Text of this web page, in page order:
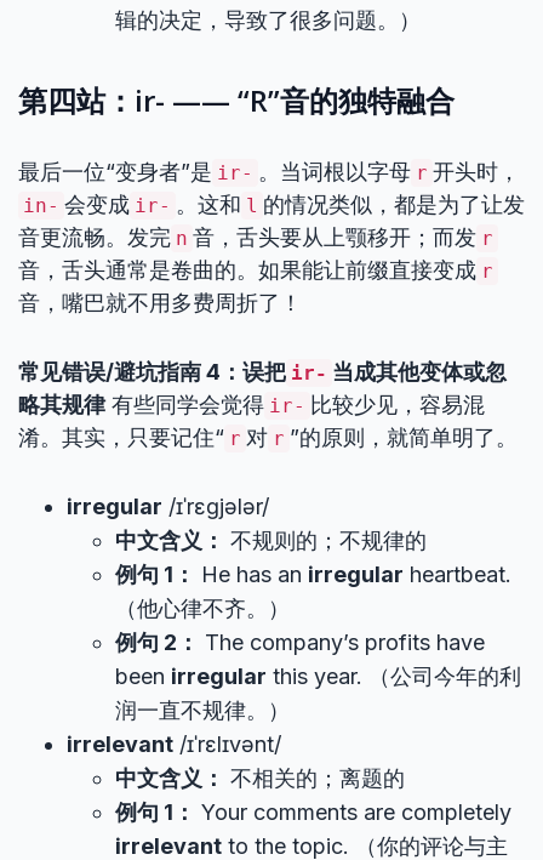
辑的决定，导致了很多问题。）
第四站：ir- —— “R”音的独特融合
最后一位“变身者”是 ir- 。当词根以字母 r 开头时，
in- 会变成 ir- 。这和 l 的情况类似，都是为了让发
音更流畅。发完 n 音，舌头要从上颚移开；而发 r
音，舌头通常是卷曲的。如果能让前缀直接变成 r
音，嘴巴就不用多费周折了！
常见错误/避坑指南 4：误把 ir- 当成其他变体或忽
略其规律有些同学会觉得 ir- 比较少见，容易混
淆。其实，只要记住“ r 对 r ”的原则，就简单明了。
irregular /ɪˈrɛɡjələr/
中文含义： 不规则的；不规律的
例句 1：
He has an irregular heartbeat.
（他心律不齐。）
例句 2：
The company’s profits have
been irregular this year. （公司今年的利
润一直不规律。）
irrelevant /ɪˈrɛlɪvənt/
中文含义： 不相关的；离题的
例句 1： Your comments are completely
irrelevant to the topic. （你的评论与主